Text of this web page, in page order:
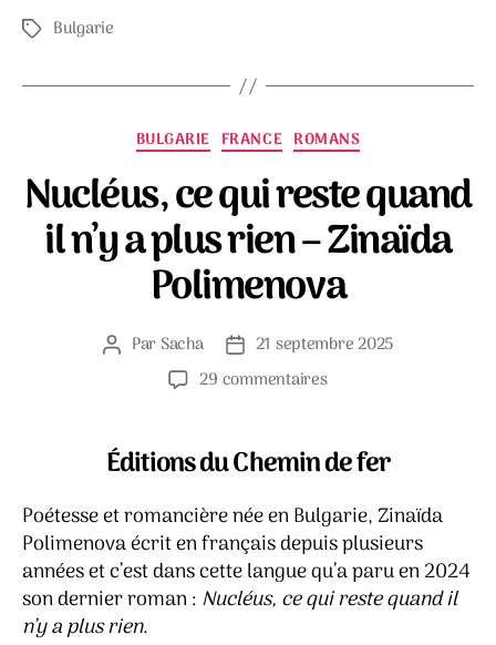
Étiquettes
Bulgarie
Catégories
BULGARIE FRANCE ROMANS
Nucléus, ce qui reste quand
il n’y a plus rien – Zinaïda
Polimenova
Auteur
ParSacha
Date
de
l’article
21 septembre 2025
29 commentairessur
qui
reste
quand
il
n’y
a
plus
Éditions du Chemin de fer
Poétesse et romancière née en Bulgarie, Zinaïda
Polimenova écrit en français depuis plusieurs
années et c’est dans cette langue qu’a paru en 2024
son dernier roman : Nucléus, ce qui reste quand il
n’y a plus rien.